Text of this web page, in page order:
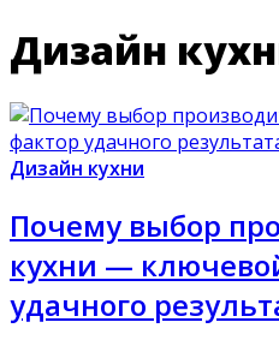
Дизайн
Дизайн кухни
Почему выбор
кухни —
удачного